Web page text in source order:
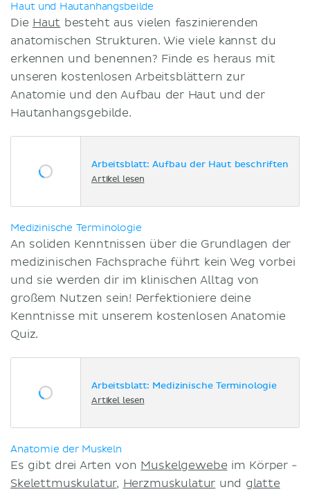
Haut und Hautanhangsbeilde
Die Haut besteht aus vielen faszinierenden
anatomischen Strukturen. Wie viele kannst du
erkennen und benennen? Finde es heraus mit
unseren kostenlosen Arbeitsblättern zur
Anatomie und den Aufbau der Haut und der
Hautanhangsgebilde.
Arbeitsblatt: Aufbau der Haut beschriften
Artikel lesen
Medizinische Terminologie
An soliden Kenntnissen über die Grundlagen der
medizinischen Fachsprache führt kein Weg vorbei
und sie werden dir im klinischen Alltag von
großem Nutzen sein! Perfektioniere deine
Kenntnisse mit unserem kostenlosen Anatomie
Quiz.
Arbeitsblatt: Medizinische Terminologie
Artikel lesen
Anatomie der Muskeln
Es gibt drei Arten von Muskelgewebe im Körper -
Skelettmuskulatur, Herzmuskulatur und glatte